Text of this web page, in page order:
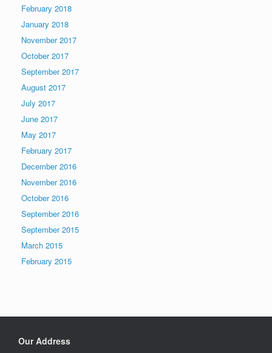
February 2018
January 2018
November 2017
October 2017
September 2017
August 2017
July 2017
June 2017
May 2017
February 2017
December 2016
November 2016
October 2016
September 2016
September 2015
March 2015
February 2015
Our Address